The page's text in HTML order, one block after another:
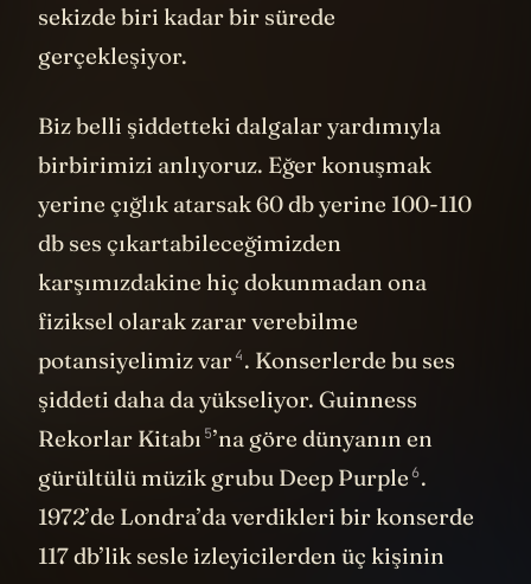
sekizde biri kadar bir sürede
gerçekleşiyor.
Biz belli şiddetteki dalgalar yardımıyla
birbirimizi anlıyoruz. Eğer konuşmak
yerine çığlık atarsak 60 db yerine 100-110
db ses çıkartabileceğimizden
karşımızdakine hiç dokunmadan ona
fiziksel olarak zarar verebilme
potansiyelimiz var4. Konserlerde bu ses
şiddeti daha da yükseliyor. Guinness
Rekorlar Kitabı 5’na göre dünyanın en
gürültülü müzik grubu Deep Purple6.
1972’de Londra’da verdikleri bir konserde
117 db’lik sesle izleyicilerden üç kişinin